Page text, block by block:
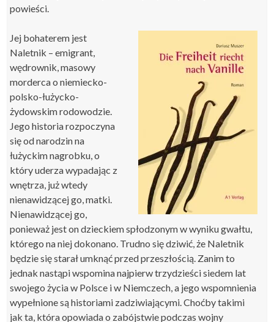
powieści.
Jej bohaterem jest
Naletnik – emigrant,
wędrownik, masowy
morderca o niemiecko-
polsko-łużycko-
żydowskim rodowodzie.
Jego historia rozpoczyna
się od narodzin na
łużyckim nagrobku, o
który uderza wypadając z
wnętrza, już wtedy
nienawidzącej go, matki.
Nienawidzącej go,
ponieważ jest on dzieckiem spłodzonym w wyniku gwałtu,
którego na niej dokonano. Trudno się dziwić, że Naletnik
będzie się starał umknąć przed przeszłością. Zanim to
jednak nastąpi wspomina najpierw trzydzieści siedem lat
swojego życia w Polsce i w Niemczech, a jego wspomnienia
wypełnione są historiami zadziwiającymi. Choćby takimi
jak ta, która opowiada o zabójstwie podczas wojny